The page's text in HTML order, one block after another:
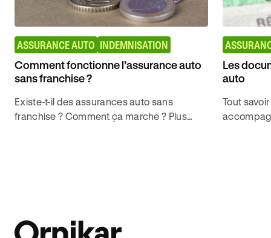
ASSURANCE AUTO INDEMNISATION
Comment fonctionne l’assurance auto
sans franchise ?
Existe-t-il des assurances auto sans
franchise ? Comment ça marche ? Plus
Les
auto
Tout